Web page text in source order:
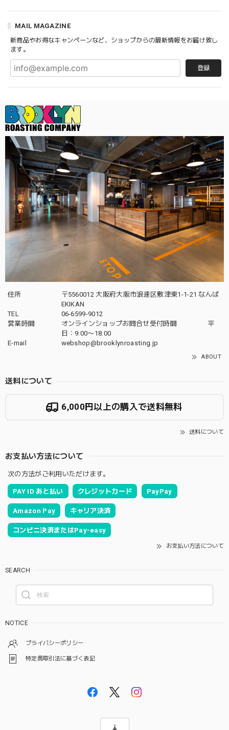
MAIL MAGAZINE
新商品やお得なキャンペーンなど、ショップからの最新情報をお届け致し
ます。
登録
住所
〒5560012 大阪府大阪市浪速区敷津東1-1-21 なんば
EKIKAN
TEL
06-6599-9012
営業時間
オンラインショップお問合せ受付時間 平
日：9:00〜18:00
E-mail
webshop@brooklynroasting.jp
ABOUT
送料について
6,000円以上の購入で送料無料
送料について
お支払い方法について
次の方法がご利用いただけます。
PAY ID あと払い クレジットカード PayPay
Amazon Pay キャリア決済
コンビニ決済またはPay-easy
お支払い方法について
SEARCH
NOTICE
プライバシーポリシー
特定商取引法に基づく表記